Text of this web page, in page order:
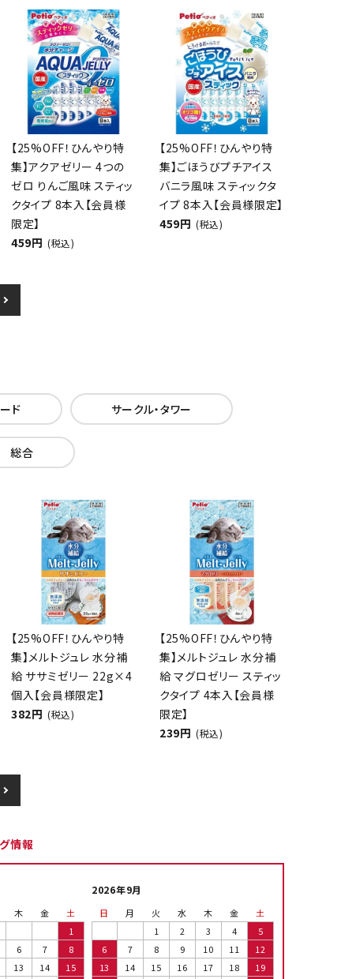
【25%OFF！ひんやり特
集】アクアゼリー 4つの
ゼロ りんご風味 スティッ
クタイプ 8本入【会員様
限定】
459円 (税込)
【25%OFF！ひんやり特
集】ごほうびプチアイス
バニラ風味 スティックタ
イプ 8本入【会員様限定】
459円 (税込)
ド サークル・タワー
総合
【25%OFF！ひんやり特
集】メルトジュレ 水分補
給 ササミゼリー 22g×4
個入【会員様限定】
382円 (税込)
【25%OFF！ひんやり特
集】メルトジュレ 水分補
給 マグロゼリー スティッ
クタイプ 4本入【会員様
限定】
239円 (税込)
情報
木 金
土
1
6 7
8
13 14
15
2026年9月
日 月 火 水 木 金
土
1
2 3 4
5
6
7 8 9 10 11
12
13
14 15 16 17 18
19